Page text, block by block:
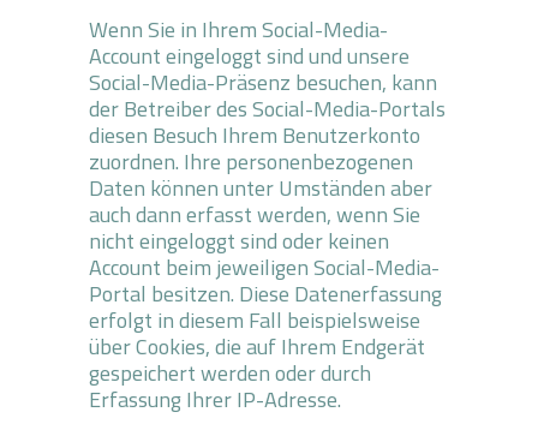
Wenn Sie in Ihrem Social-Media-
Account eingeloggt sind und unsere
Social-Media-Präsenz besuchen, kann
der Betreiber des Social-Media-Portals
diesen Besuch Ihrem Benutzerkonto
zuordnen. Ihre personenbezogenen
Daten können unter Umständen aber
auch dann erfasst werden, wenn Sie
nicht eingeloggt sind oder keinen
Account beim jeweiligen Social-Media-
Portal besitzen. Diese Datenerfassung
erfolgt in diesem Fall beispielsweise
über Cookies, die auf Ihrem Endgerät
gespeichert werden oder durch
Erfassung Ihrer IP-Adresse.